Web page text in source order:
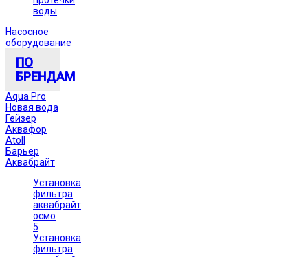
воды
Насосное
оборудование
ПО
БРЕНДАМ
Aqua Pro
Новая вода
Гейзер
Аквафор
Atoll
Барьер
Аквабрайт
Установка
фильтра
аквабрайт
осмо
5
Установка
фильтра